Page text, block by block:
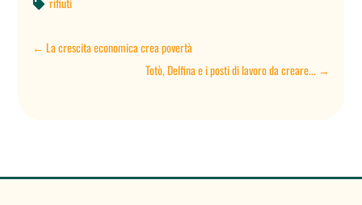

←La crescita economica crea povertà
Totò, Delfina e i posti di lavoro da creare...→